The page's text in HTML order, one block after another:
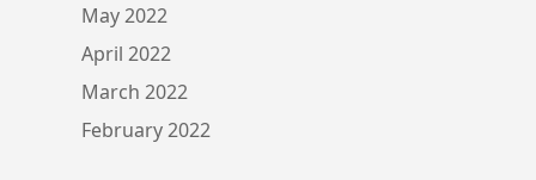
May 2022
April 2022
March 2022
February 2022